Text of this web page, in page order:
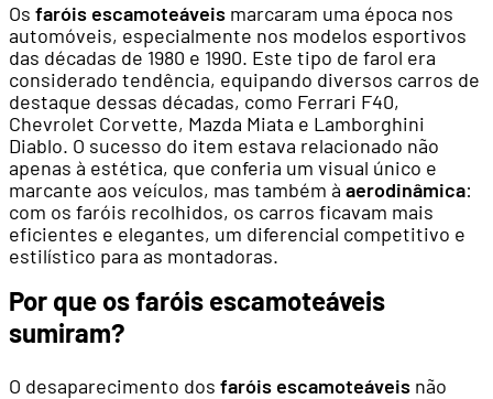
Os faróis escamoteáveis marcaram uma época nos
automóveis, especialmente nos modelos esportivos
das décadas de 1980 e 1990. Este tipo de farol era
considerado tendência, equipando diversos carros de
destaque dessas décadas, como Ferrari F40,
Chevrolet Corvette, Mazda Miata e Lamborghini
Diablo. O sucesso do item estava relacionado não
apenas à estética, que conferia um visual único e
marcante aos veículos, mas também à aerodinâmica:
com os faróis recolhidos, os carros ficavam mais
eficientes e elegantes, um diferencial competitivo e
estilístico para as montadoras.
Por que os faróis escamoteáveis
sumiram?
O desaparecimento dos faróis escamoteáveis não